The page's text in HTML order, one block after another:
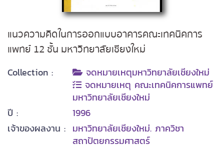
แนวความคิดในการออกแบบอาคารคณะเทคนิคการ
แพทย์ 12 ชั้น มหาวิทยาลัยเชียงใหม่
Collection :
จดหมายเหตุมหาวิทยาลัยเชียงใหม่
จดหมายเหตุ คณะเทคนิคการแพทย์
มหาวิทยาลัยเชียงใหม่
ปี :
1996
เจ้าของผลงาน : มหาวิทยาลัยเชียงใหม่. ภาควิชา
สถาปัตยกรรมศาสตร์